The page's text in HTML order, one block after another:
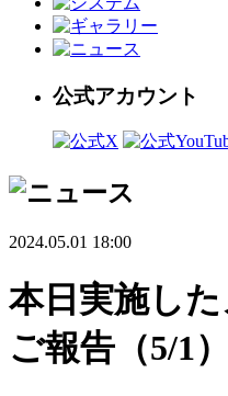
公式アカウント
2024.05.01 18:00
本日実施し
ご報告（5/1）